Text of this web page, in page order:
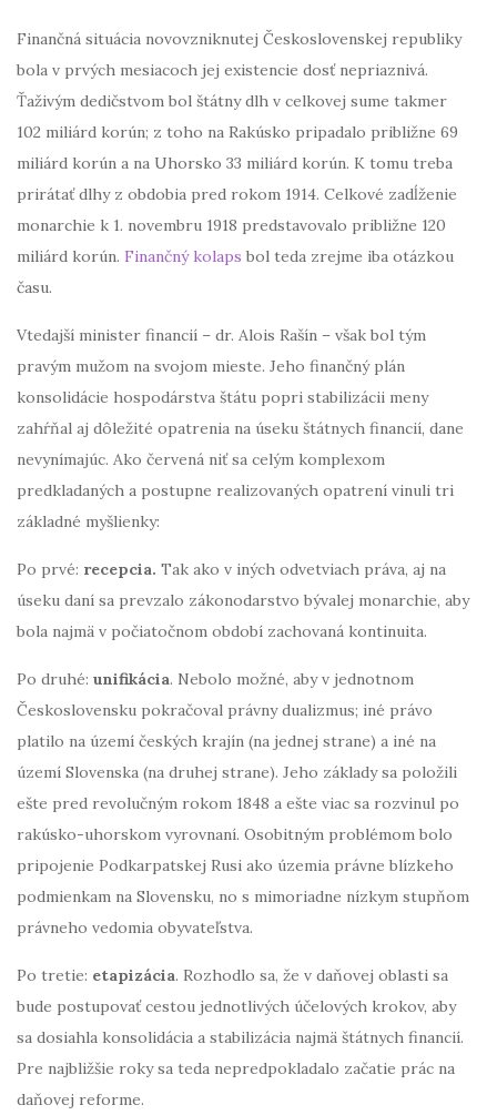
Finančná situácia novovzniknutej Československej republiky
bola v prvých mesiacoch jej existencie dosť nepriaznivá.
Ťaživým dedičstvom bol štátny dlh v celkovej sume takmer
102 miliárd korún; z toho na Rakúsko pripadalo približne 69
miliárd korún a na Uhorsko 33 miliárd korún. K tomu treba
prirátať dlhy z obdobia pred rokom 1914. Celkové zadĺženie
monarchie k 1. novembru 1918 predstavovalo približne 120
miliárd korún. Finančný kolaps bol teda zrejme iba otázkou
času.
Vtedajší minister financií – dr. Alois Rašín – však bol tým
pravým mužom na svojom mieste. Jeho finančný plán
konsolidácie hospodárstva štátu popri stabilizácii meny
zahŕňal aj dôležité opatrenia na úseku štátnych financií, dane
nevynímajúc. Ako červená niť sa celým komplexom
predkladaných a postupne realizovaných opatrení vinuli tri
základné myšlienky:
Po prvé: recepcia. Tak ako v iných odvetviach práva, aj na
úseku daní sa prevzalo zákonodarstvo bývalej monarchie, aby
bola najmä v počiatočnom období zachovaná kontinuita.
Po druhé: unifikácia. Nebolo možné, aby v jednotnom
Československu pokračoval právny dualizmus; iné právo
platilo na území českých krajín (na jednej strane) a iné na
území Slovenska (na druhej strane). Jeho základy sa položili
ešte pred revolučným rokom 1848 a ešte viac sa rozvinul po
rakúsko-uhorskom vyrovnaní. Osobitným problémom bolo
pripojenie Podkarpatskej Rusi ako územia právne blízkeho
podmienkam na Slovensku, no s mimoriadne nízkym stupňom
právneho vedomia obyvateľstva.
Po tretie: etapizácia. Rozhodlo sa, že v daňovej oblasti sa
bude postupovať cestou jednotlivých účelových krokov, aby
sa dosiahla konsolidácia a stabilizácia najmä štátnych financií.
Pre najbližšie roky sa teda nepredpokladalo začatie prác na
daňovej reforme.